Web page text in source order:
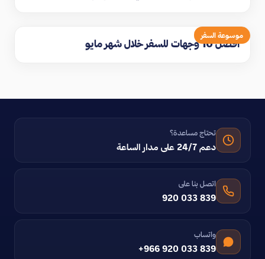
موسوعة السفر
افضل 10 وجهات للسفر خلال شهر مايو
تحتاج مساعدة؟
دعم 24/7 على مدار الساعة
اتصل بنا على
920 033 839
واتساب
+966 920 033 839